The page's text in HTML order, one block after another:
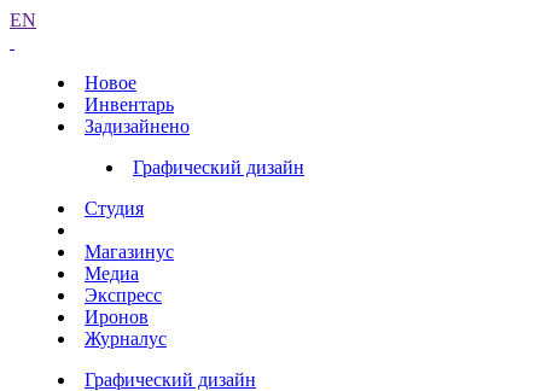
EN
Новое
Инвентарь
Задизайнено
Графический дизайн
Студия
Магазинус
Медиа
Экспресс
Иронов
Журналус
Графический дизайн